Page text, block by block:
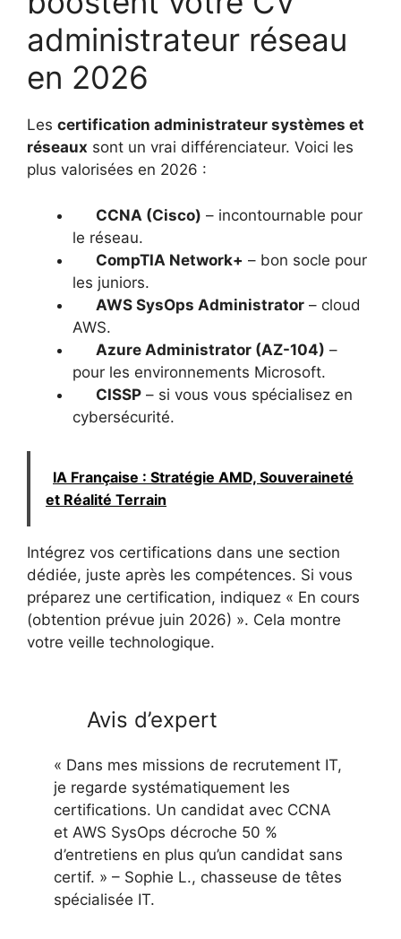
administrateur réseau
en 2026
Les certification administrateur systèmes et
réseaux sont un vrai différenciateur. Voici les
plus valorisées en 2026 :
CCNA (Cisco) – incontournable pour
le réseau.
CompTIA Network+ – bon socle pour
les juniors.
AWS SysOps Administrator – cloud
AWS.
Azure Administrator (AZ-104) –
pour les environnements Microsoft.
CISSP – si vous vous spécialisez en
cybersécurité.
IA Française : Stratégie AMD, Souveraineté
et Réalité Terrain
Intégrez vos certifications dans une section
dédiée, juste après les compétences. Si vous
préparez une certification, indiquez « En cours
(obtention prévue juin 2026) ». Cela montre
votre veille technologique.
Avis d’expert
« Dans mes missions de recrutement IT,
je regarde systématiquement les
certifications. Un candidat avec CCNA
et AWS SysOps décroche 50 %
d’entretiens en plus qu’un candidat sans
certif. » – Sophie L., chasseuse de têtes
spécialisée IT.